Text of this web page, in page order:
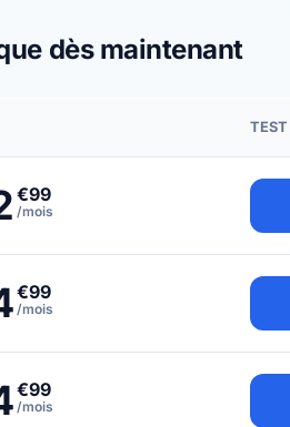
dès maintenant
TEST
€99
/mois
€99
/mois
€99
/mois